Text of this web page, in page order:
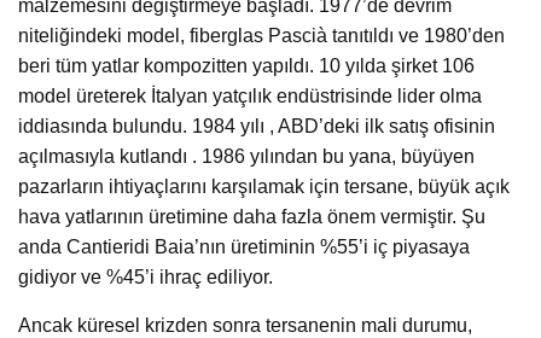
malzemesini değiştirmeye başladı. 1977’de devrim
niteliğindeki model, fiberglas Pascià tanıtıldı ve 1980’den
beri tüm yatlar kompozitten yapıldı. 10 yılda şirket 106
model üreterek İtalyan yatçılık endüstrisinde lider olma
iddiasında bulundu. 1984 yılı , ABD’deki ilk satış ofisinin
açılmasıyla kutlandı . 1986 yılından bu yana, büyüyen
pazarların ihtiyaçlarını karşılamak için tersane, büyük açık
hava yatlarının üretimine daha fazla önem vermiştir. Şu
anda Cantieridi Baia’nın üretiminin %55’i iç piyasaya
gidiyor ve %45’i ihraç ediliyor.
Ancak küresel krizden sonra tersanenin mali durumu,